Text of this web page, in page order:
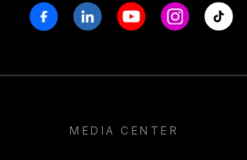
FacebookLinkedinYoutubeInstagram
Tiktok
MEDIA CENTER